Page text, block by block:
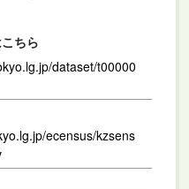
ちら
dataset/t00000
ecensus/kzsens